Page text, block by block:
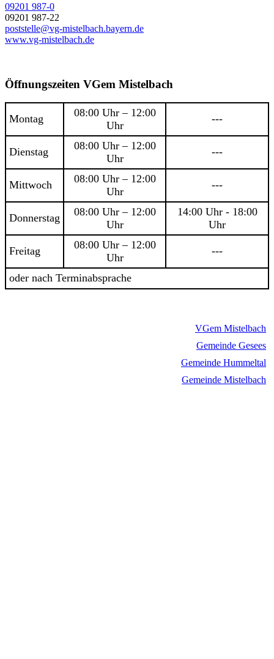
09201 987-0
09201 987-22
poststelle@vg-mistelbach.bayern.de
www.vg-mistelbach.de
Öffnungszeiten VGem Mistelbach
Montag
08:00 Uhr – 12:00
Uhr
---
Dienstag
08:00 Uhr – 12:00
Uhr
---
Mittwoch
08:00 Uhr – 12:00
Uhr
---
Donnerstag
08:00 Uhr – 12:00
Uhr
14:00 Uhr - 18:00
Uhr
Freitag
08:00 Uhr – 12:00
Uhr
---
oder nach Terminabsprache
VGem Mistelbach
Gemeinde Gesees
Gemeinde Hummeltal
Gemeinde Mistelbach